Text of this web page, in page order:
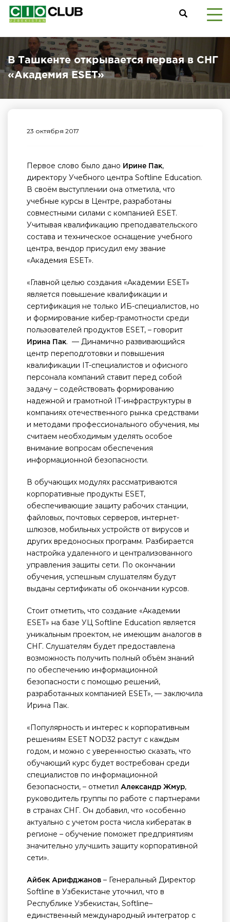
В Ташкенте открывается первая в СНГ
«Академия ESET»
23 октября 2017
Первое слово было дано Ирине Пак,
директору Учебного центра Softline Education.
В своём выступлении она отметила, что
учебные курсы в Центре, разработаны
совместными силами с компанией ESET.
Учитывая квалификацию преподавательского
состава и техническое оснащение учебного
центра, вендор присудил ему звание
«Академия ESET».
«Главной целью создания «Академии ESET»
является повышение квалификации и
сертификация не только ИБ-специалистов, но
и формирование кибер-грамотности среди
пользователей продуктов ESET, ­– говорит
Ирина Пак. — Динамично развивающийся
центр переподготовки и повышения
квалификации IT-специалистов и офисного
персонала компаний ставит перед собой
задачу – содействовать формированию
надежной и грамотной IT-инфраструктуры в
компаниях отечественного рынка средствами
и методами профессионального обучения, мы
считаем необходимым уделять особое
внимание вопросам обеспечения
информационной безопасности.
В обучающих модулях рассматриваются
корпоративные продукты ESET,
обеспечивающие защиту рабочих станции,
файловых, почтовых серверов, интернет-
шлюзов, мобильных устройств от вирусов и
других вредоносных программ. Разбирается
настройка удаленного и централизованного
управления защиты сети. По окончании
обучения, успешным слушателям будут
выданы сертификаты об окончании курсов.
­­­Стоит отметить, что создание «Академии
ESET» на базе УЦ Softline Education является
уникальным проектом, не имеющим аналогов в
СНГ. Слушателям будет предоставлена
возможность получить полный объём знаний
по обеспечению информационной
безопасности с помощью решений,
разработанных компанией ESET», — заключила
Ирина Пак.
«Популярность и интерес к корпоративным
решениям ESET NOD32 растут с каждым
годом, и можно с уверенностью сказать, что
обучающий курс будет востребован среди
специалистов по информационной
безопасности, – отметил Александр Жмур,
руководитель группы по работе с партнерами
в странах СНГ. Он добавил, что «особенно
актуально с учетом роста числа кибератак в
регионе – обучение поможет предприятиям
значительно улучшить защиту корпоративной
сети».
Айбек Арифджанов – Генеральный Директор
Softline в Узбекистане уточнил, что в
Республике Узбекистан, Softline–
единственный международный интегратор с